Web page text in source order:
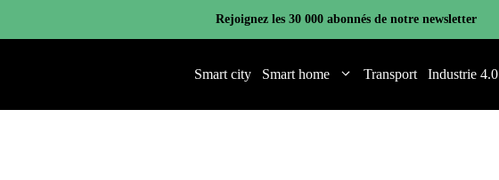
Rejoignez les 30 000 abonnés de notre newsletter
Smart city Smart home Transport Industrie 4.0